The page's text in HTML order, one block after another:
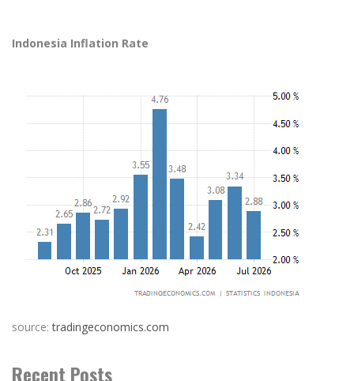
Indonesia Inflation Rate
source:tradingeconomics.com
Recent Posts